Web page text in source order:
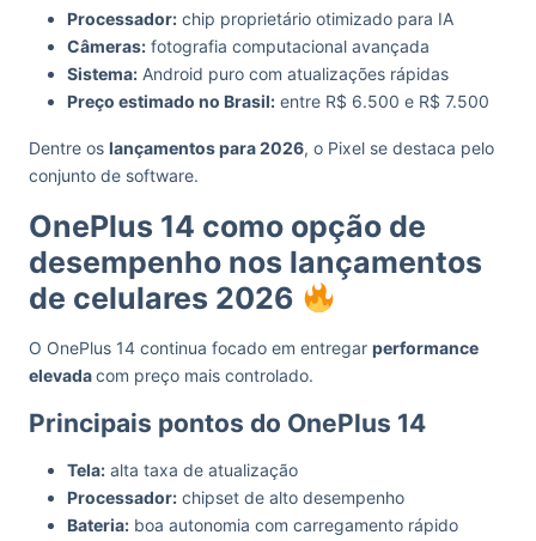
Processador: chip proprietário otimizado para IA
Câmeras: fotografia computacional avançada
Sistema: Android puro com atualizações rápidas
Preço estimado no Brasil: entre R$ 6.500 e R$ 7.500
Dentre os lançamentos para 2026, o Pixel se destaca pelo
conjunto de software.
OnePlus 14 como opção de
desempenho nos lançamentos
de celulares 2026
O OnePlus 14 continua focado em entregar performance
elevadacom preço mais controlado.
Principais pontos do OnePlus 14
Tela: alta taxa de atualização
Processador: chipset de alto desempenho
Bateria: boa autonomia com carregamento rápido